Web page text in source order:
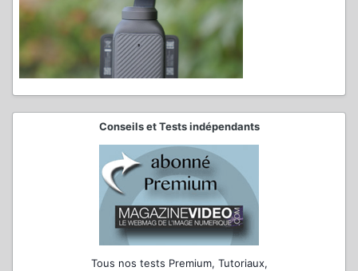
Conseils et Tests indépendants
Tous nos tests Premium, Tutoriaux,